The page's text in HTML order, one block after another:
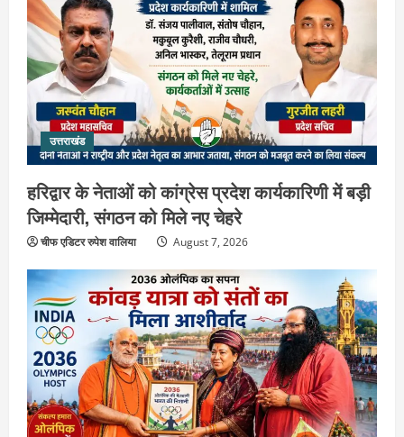
उत्तराखंड
हरिद्वार के नेताओं को कांग्रेस प्रदेश कार्यकारिणी में बड़ी
जिम्मेदारी, संगठन को मिले नए चेहरे
चीफ एडिटर रुपेश वालिया August 7, 2026
2
उत्तराखंड
2036 ओलंपिक का सपना लेकर निकलेगी
कांवड़ यात्रा, संतों ने दिया विजयी भव का
आशीर्वाद
August 6, 2026
उत्तराखंड
एसआईआर के तहत जारी किए जा रहे नोटिसों
पर कांग्रेस ने जतायी आपत्ति, मतदाताओं को
परेशान करने का लगाया आरोप